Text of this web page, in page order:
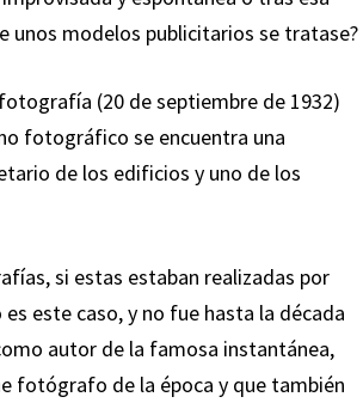
unos modelos publicitarios se tratase?
(20 de septiembre de 1932)
fotográfico se encuentra una
de los edificios y uno de los
si estas estaban realizadas por
es este caso, y no fue hasta la década
autor de la famosa instantánea,
fotógrafo de la época y que también